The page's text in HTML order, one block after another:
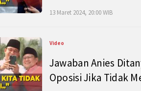
13 Maret 2024, 20:00 WIB
Video
Jawaban Anies
Oposisi Jika Tidak